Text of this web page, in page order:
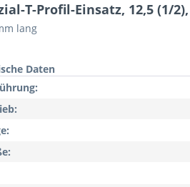
T-Profil-Einsatz, 12,5 (1/
lang
Daten